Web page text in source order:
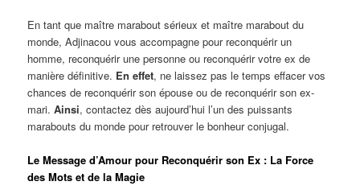
En tant que maître marabout sérieux et maître marabout du
monde, Adjinacou vous accompagne pour reconquérir un
homme, reconquérir une personne ou reconquérir votre ex de
manière définitive. En effet, ne laissez pas le temps effacer vos
chances de reconquérir son épouse ou de reconquérir son ex-
mari.Ainsi, contactez dès aujourd’hui l’un des puissants
marabouts du monde pour retrouver le bonheur conjugal.
Le Message d’Amour pour Reconquérir son Ex : La Force
des Mots et de la Magie